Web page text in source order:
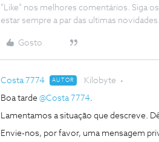
"Like" nos melhores comentários. Siga
estar sempre a par das ultimas novidades.
Gosto
Costa 7774 AUTOR Kilobyte
Boa tarde ​ @Costa 7774.
Lamentamos a situação que descreve.
Envie-nos, por favor, uma mensagem